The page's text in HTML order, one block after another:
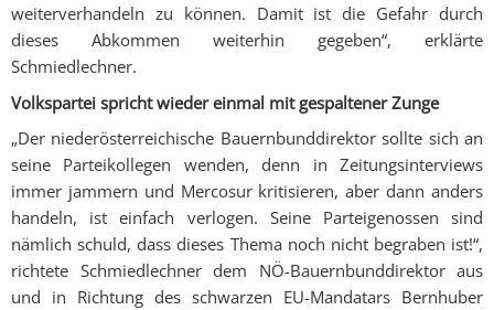
weiterverhandeln zu können. Damit ist die Gefahr durch
dieses Abkommen weiterhin gegeben“, erklärte
Schmiedlechner.
Volkspartei spricht wieder einmal mit gespaltener Zunge
„Der niederösterreichische Bauernbunddirektor sollte sich an
seine Parteikollegen wenden, denn in Zeitungsinterviews
immer jammern und Mercosur kritisieren, aber dann anders
handeln, ist einfach verlogen. Seine Parteigenossen sind
nämlich schuld, dass dieses Thema noch nicht begraben ist!“,
richtete Schmiedlechner dem NÖ-Bauernbunddirektor aus
und in Richtung des schwarzen EU-Mandatars Bernhuber